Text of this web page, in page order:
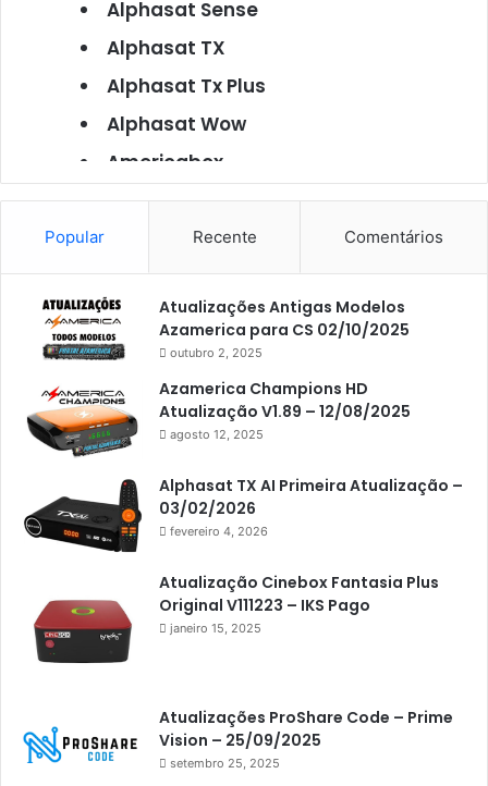
Alphasat Sense
Alphasat TX
Alphasat Tx Plus
Alphasat Wow
Americabox
Americabox S101
Americabox S105
Americabox S105 Plus
Americabox S205
Americabox S205 Plus
Americabox S305 Plus
Artcom
Athomics
Athomics Eon
Athomics i3
Athomics i3 Bold
Athomics Inspire Qi
Athomics Inspire Qi Lite
Athomics S3
Popular Recente Comentários
Atualizações Antigas Modelos
Azamerica para CS 02/10/2025
outubro 2, 2025
Azamerica Champions HD
Atualização V1.89 – 12/08/2025
agosto 12, 2025
Alphasat TX AI Primeira Atualização –
03/02/2026
fevereiro 4, 2026
Atualização Cinebox Fantasia Plus
Original V111223 – IKS Pago
janeiro 15, 2025
Atualizações ProShare Code – Prime
Vision – 25/09/2025
setembro 25, 2025